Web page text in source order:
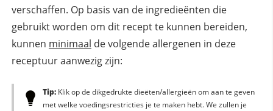
verschaffen. Op basis van de ingredieënten die
gebruikt worden om dit recept te kunnen bereiden,
kunnen minimaal de volgende allergenen in deze
receptuur aanwezig zijn:
Tip:Klik op de dikgedrukte dieëten/allergieën om aan te geven
met welke voedingsrestricties je te maken hebt. We zullen je